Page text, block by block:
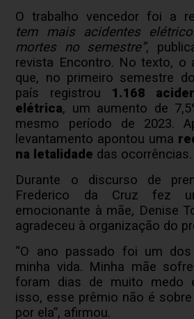
O trabalho vencedor foi a
tem mais acidentes
mortes no semestre”,
revista Encontro. No texto, o
que, no primeiro semestre
país registrou 1.168
elétrica, um aumento de
mesmo período de 2023.
levantamento apontou uma
na letalidade das ocorrências.
Durante o discurso de
Frederico da Cruz fez
emocionante à mãe, Denise
agradeceu à organização do
“O ano passado foi um
minha vida. Minha mãe
foram dias de muito medo
isso, esse prêmio não é
por ela”, afirmou.